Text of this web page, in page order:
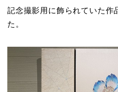
記念撮影用に飾られていた作
た。